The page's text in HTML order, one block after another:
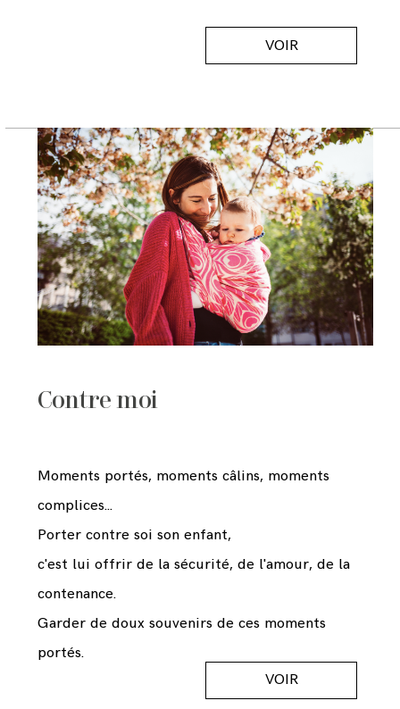
VOIR
Contre moi
Moments portés, moments câlins, moments
complices...
Porter contre soi son enfant,
c'est lui offrir de la sécurité, de l'amour, de la
contenance.
Garder de doux souvenirs de ces moments
portés.
VOIR